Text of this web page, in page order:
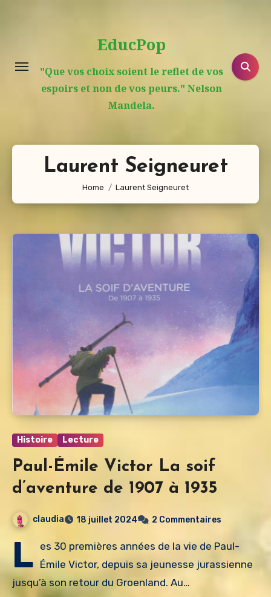
EducPop
"Que vos choix soient le reflet de vos
espoirs et non de vos peurs." Nelson
Mandela.
Laurent Seigneuret
Home Laurent Seigneuret
Histoire Lecture
Paul-Émile Victor La soif
d’aventure de 1907 à 1935
claudia 18 juillet 2024 2 Commentaires
L es 30 premières années de la vie de Paul-
Émile Victor, depuis sa jeunesse jurassienne
jusqu’à son retour du Groenland. Au…